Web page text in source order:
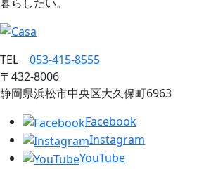
TEL 053‐415‐8555
〒432‐8006
静岡県浜松市中央区大久保町6963
Facebook
Instagram
YouTube